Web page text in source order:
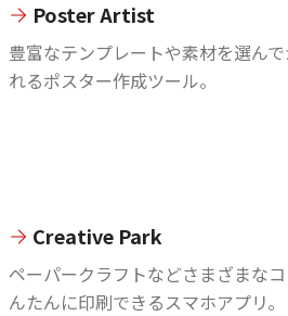
Poster Artist
豊富なテンプレートや素材を選ん
れるポスター作成ツール。
Creative Park
ペーパークラフトなどさまざまな
んたんに印刷できるスマホアプリ。